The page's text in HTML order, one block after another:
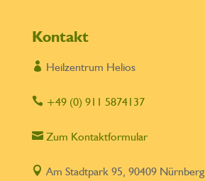
Kontakt
 Heilzentrum Helios
+49 (0) 911 5874137
Zum Kontaktformular
 Am Stadtpark 95, 90409 Nürnberg